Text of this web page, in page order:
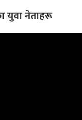
युवा नेताहरू